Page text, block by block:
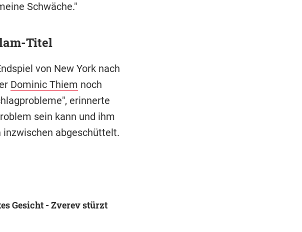
Schwäche."
Titel
von New York nach
Dominic Thiem noch
erinnerte
sein kann und ihm
inzwischen abgeschüttelt.
Gesicht - Zverev stürzt